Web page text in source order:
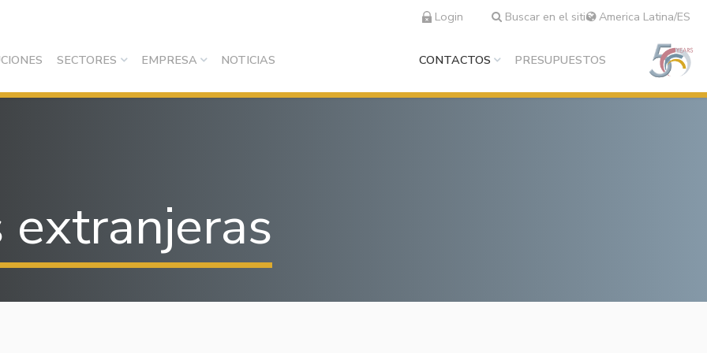
Login Buscar en el sitio America Latina/ES
SECTORES EMPRESA NOTICIAS CONTACTOS PRESUPUESTOS
extranjeras